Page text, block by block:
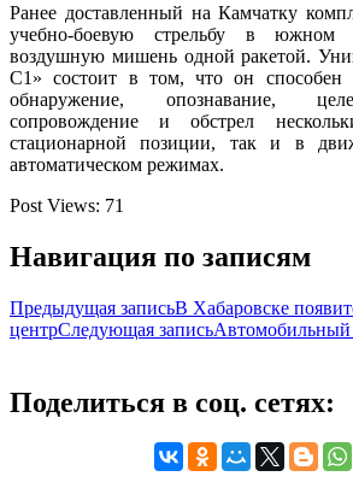
Ранее доставленный на Камчатку
учебно-боевую стрельбу в южном
воздушную мишень одной ракетой.
С1» состоит в том, что он способен
обнаружение, опознавание,
сопровождение и обстрел
стационарной позиции, так и в
автоматическом режимах.
Post Views: 71
Навигация по записям
Предыдущая записьВ Хабаровске
центрСледующая записьАвтомобильный
Поделиться в соц. сетях: